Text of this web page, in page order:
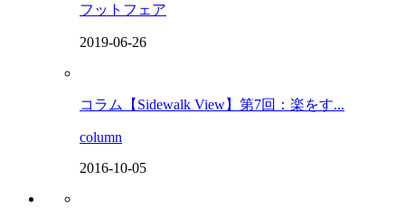
フットフェア
2019-06-26
コラム【Sidewalk View】第7回：楽をす...
column
2016-10-05